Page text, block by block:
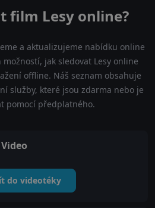
film Lesy online?
a aktualizujeme nabídku online
možností, jak sledovat Lesy online
offline. Náš seznam obsahuje
služby, které jsou zdarma nebo je
pomocí předplatného.
do videotéky